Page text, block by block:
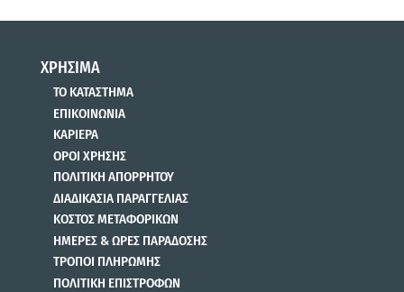
ΧΡΗΣΙΜΑ
ΤΟ ΚΑΤΑΣΤΗΜΑ
ΕΠΙΚΟΙΝΩΝΙΑ
ΚΑΡΙΕΡΑ
ΟΡΟΙ ΧΡΗΣΗΣ
ΠΟΛΙΤΙΚΗ ΑΠΟΡΡΗΤΟΥ
ΔΙΑΔΙΚΑΣΙΑ ΠΑΡΑΓΓΕΛΙΑΣ
ΚΟΣΤΟΣ ΜΕΤΑΦΟΡΙΚΩΝ
ΗΜΕΡΕΣ & ΩΡΕΣ ΠΑΡΑΔΟΣΗΣ
ΤΡΟΠΟΙ ΠΛΗΡΩΜΗΣ
ΠΟΛΙΤΙΚΗ ΕΠΙΣΤΡΟΦΩΝ